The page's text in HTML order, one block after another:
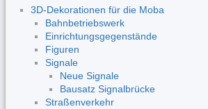
3D-Dekorationen für die Moba
Bahnbetriebswerk
Einrichtungsgegenstände
Figuren
Signale
Neue Signale
Bausatz Signalbrücke
Straßenverkehr